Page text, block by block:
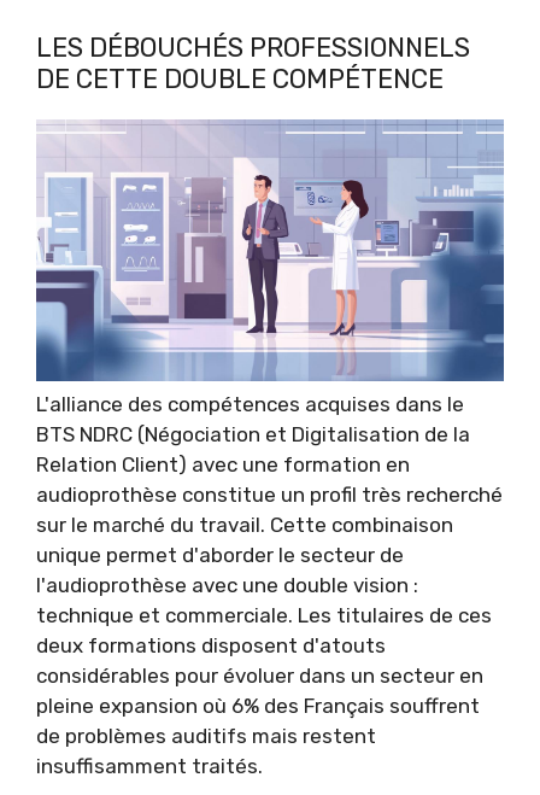
LES DÉBOUCHÉS PROFESSIONNELS
DE CETTE DOUBLE COMPÉTENCE
L'alliance des compétences acquises dans le
BTS NDRC (Négociation et Digitalisation de la
Relation Client) avec une formation en
audioprothèse constitue un profil très recherché
sur le marché du travail. Cette combinaison
unique permet d'aborder le secteur de
l'audioprothèse avec une double vision :
technique et commerciale. Les titulaires de ces
deux formations disposent d'atouts
considérables pour évoluer dans un secteur en
pleine expansion où 6% des Français souffrent
de problèmes auditifs mais restent
insuffisamment traités.